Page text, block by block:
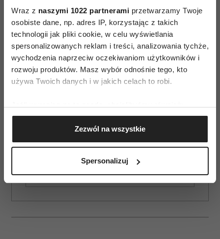
Wraz z naszymi 1022 partnerami przetwarzamy Twoje
osobiste dane, np. adres IP, korzystając z takich
technologii jak pliki cookie, w celu wyświetlania
spersonalizowanych reklam i treści, analizowania tychże,
wychodzenia naprzeciw oczekiwaniom użytkowników i
rozwoju produktów. Masz wybór odnośnie tego, kto
używa Twoich danych i w jakich celach to robi.
Gromadzić dane dotyczące Twojej lokalizacji
geograficznej z dokładnością nawet do kilku metrów
Identyfikować Twoje urządzenie, aktywnie
(fingerprinting, czyli wirtualny odcisk palca)
sekcji szczegółów. W Deklaracji plików cookie możesz
Zezwól na wszystkie
Spersonalizuj
ZAMÓW
E-WYDANIE